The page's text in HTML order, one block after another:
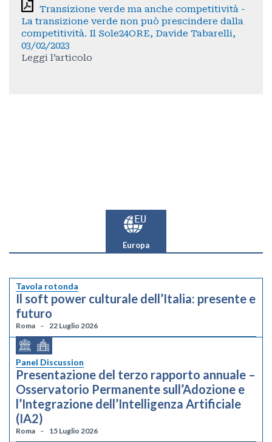
Transizione verde ma anche competitività -
La transizione verde non può prescindere dalla
competitività. Il Sole24ORE, Davide Tabarelli,
03/02/2023
Leggi l’articolo
Europa
Tavola rotonda
Il soft power culturale dell’Italia: presente e
futuro
Roma 22 Luglio 2026
Panel Discussion
Presentazione del terzo rapporto annuale –
Osservatorio Permanente sull’Adozione e
l’Integrazione dell’Intelligenza Artificiale
(IA2)
Roma 15 Luglio 2026